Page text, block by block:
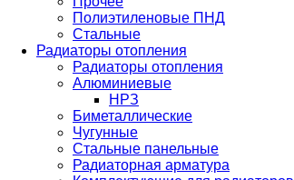
Полиэтиленовые ПНД
Стальные
Радиаторы отопления
Радиаторы отопления
Алюминиевые
НРЗ
Биметаллические
Чугунные
Стальные панельные
Радиаторная арматура